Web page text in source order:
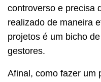
controverso e precisa
realizado de maneira
projetos é um bicho
gestores.
Afinal, como fazer um